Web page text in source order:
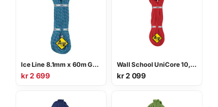
Ice Line 8.1mm x 60m Golden Dry Tau
kr2 699
Wall School UniCore 10,2 mm 40 m
kr2 099